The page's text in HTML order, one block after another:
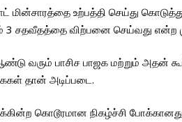
மின்சாரத்தை உற்பத்தி செய்து
சதவீதத்தை விற்பனை செய்வது என்ற
வரும் பாசிச பாஜக மற்றும் அதன்
தான் அடிப்படை.
கொடூரமான நிகழ்ச்சி